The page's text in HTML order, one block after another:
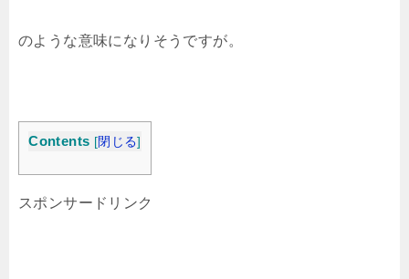
のような意味になりそうですが。
Contents [閉じる]
スポンサードリンク